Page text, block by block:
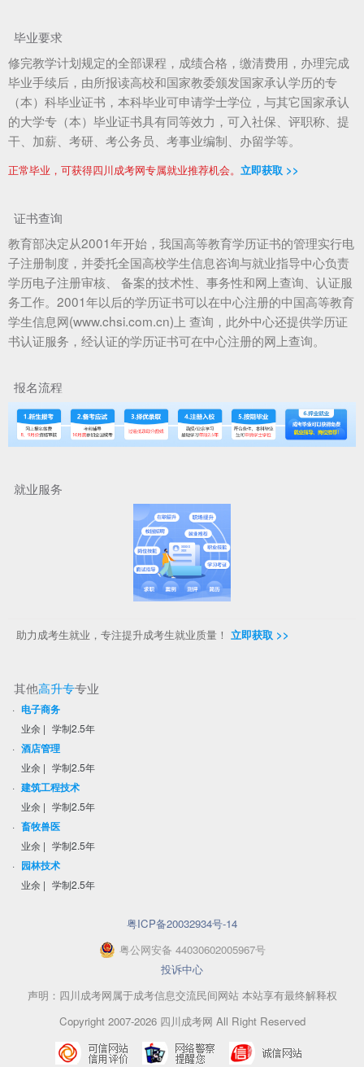
毕业要求
修完教学计划规定的全部课程，成绩合格，缴清费用，办理完成
毕业手续后，由所报读高校和国家教委颁发国家承认学历的专
（本）科毕业证书，本科毕业可申请学士学位，与其它国家承认
的大学专（本）毕业证书具有同等效力，可入社保、评职称、提
干、加薪、考研、考公务员、考事业编制、办留学等。
正常毕业，可获得四川成考网专属就业推荐机会。 立即获取 >>
证书查询
教育部决定从2001年开始，我国高等教育学历证书的管理实行电
子注册制度，并委托全国高校学生信息咨询与就业指导中心负责
学历电子注册审核、 备案的技术性、事务性和网上查询、认证服
务工作。2001年以后的学历证书可以在中心注册的中国高等教育
学生信息网(www.chsi.com.cn)上 查询，此外中心还提供学历证
书认证服务，经认证的学历证书可在中心注册的网上查询。
报名流程
就业服务
助力成考生就业，专注提升成考生就业质量！ 立即获取 >>
其他高升专专业
· 电子商务
业余 | 学制2.5年
· 酒店管理
业余 | 学制2.5年
· 建筑工程技术
业余 | 学制2.5年
· 畜牧兽医
业余 | 学制2.5年
· 园林技术
业余 | 学制2.5年
粤ICP备20032934号-14
粤公网安备 44030602005967号
投诉中心
声明：四川成考网属于成考信息交流民间网站 本站享有最终解释权
Copyright 2007-2026 四川成考网 All Right Reserved